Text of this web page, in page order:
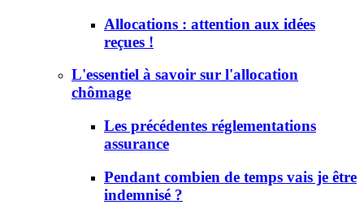
Allocations : attention aux idées
reçues !
L'essentiel à savoir sur l'allocation
chômage
Les précédentes réglementations
assurance
Pendant combien de temps vais je être
indemnisé ?